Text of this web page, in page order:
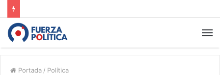
Portada / Política